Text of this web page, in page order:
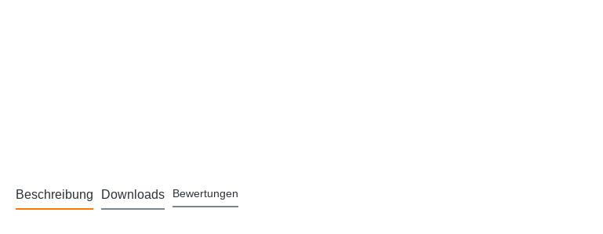
Beschreibung Downloads Bewertungen